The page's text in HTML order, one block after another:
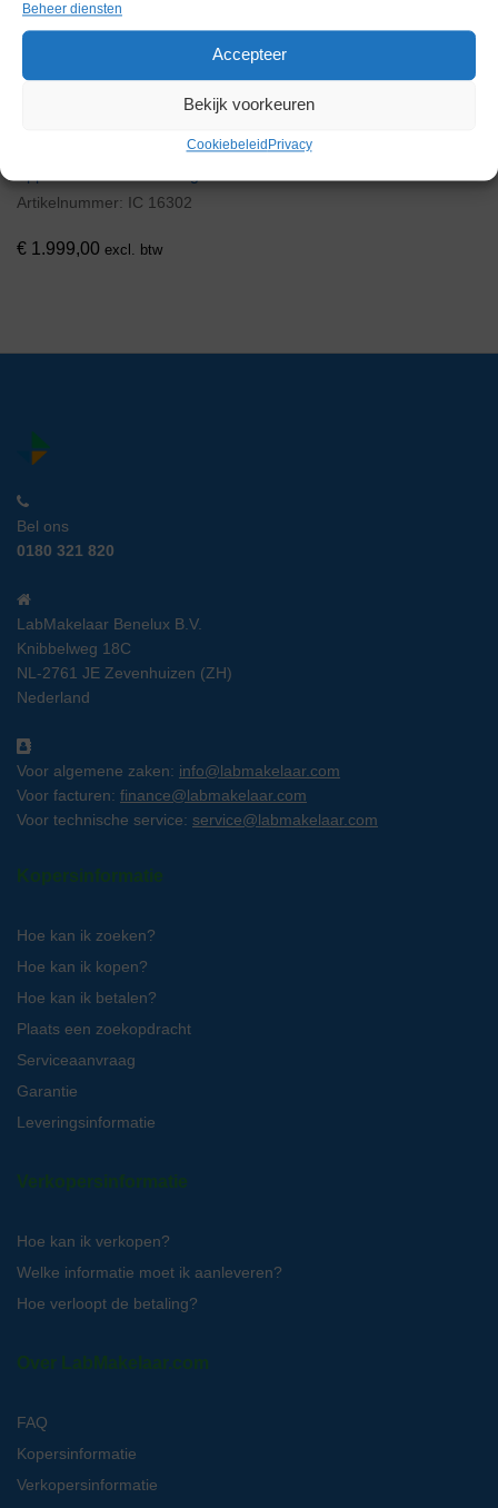
Beheer diensten
Accepteer
Bekijk voorkeuren
Cookiebeleid Privacy
Artikelnummer: IC 16302
€ 1.999,00 excl. btw
Bel ons
0180 321 820
LabMakelaar Benelux B.V.
Knibbelweg 18C
NL-2761 JE Zevenhuizen (ZH)
Nederland
Voor algemene zaken: info@labmakelaar.com
Voor facturen: finance@labmakelaar.com
Voor technische service: service@labmakelaar.com
Kopersinformatie
Hoe kan ik zoeken?
Hoe kan ik kopen?
Hoe kan ik betalen?
Plaats een zoekopdracht
Serviceaanvraag
Garantie
Leveringsinformatie
Verkopersinformatie
Hoe kan ik verkopen?
Welke informatie moet ik aanleveren?
Hoe verloopt de betaling?
Over LabMakelaar.com
FAQ
Kopersinformatie
Verkopersinformatie